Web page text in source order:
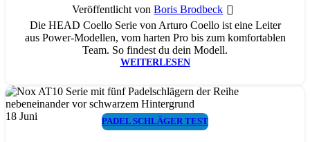
Veröffentlicht von Boris Brodbeck
Die HEAD Coello Serie von Arturo Coello ist eine Leiter
aus Power-Modellen, vom harten Pro bis zum komfortablen
Team. So findest du dein Modell.
WEITERLESEN
18 Juni PADEL SCHLÄGER TEST